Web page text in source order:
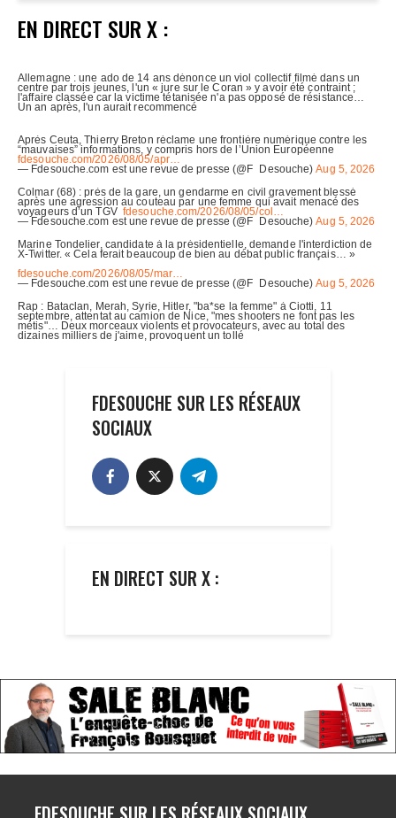
EN DIRECT SUR X :
FDESOUCHE SUR LES RÉSEAUX
SOCIAUX
EN DIRECT SUR X :